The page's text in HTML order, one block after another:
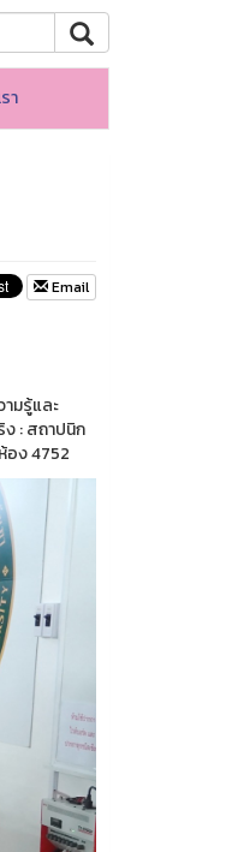
า
Email
มรู้และ
ง : สถาปนิก
อง 4752